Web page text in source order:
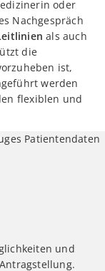
oder
Nachgespräch
als auch
die
ist,
werden
flexiblen und
und